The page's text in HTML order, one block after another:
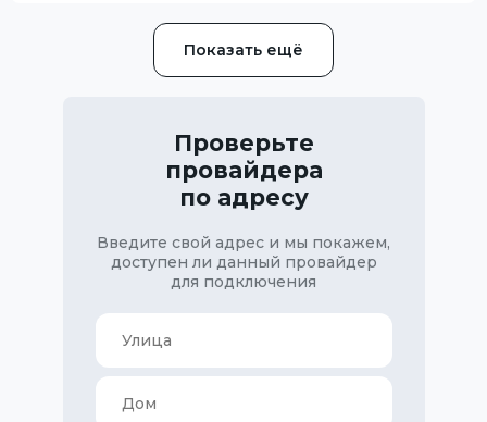
Показать ещё
Проверьте
провайдера
по адресу
Введите свой адрес и мы покажем,
доступен ли данный провайдер
для подключения